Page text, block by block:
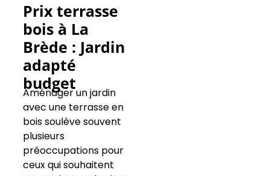
Prix terrasse
bois à La
Brède : Jardin
adapté
budget
Aménager un jardin
avec une terrasse en
bois soulève souvent
plusieurs
préoccupations pour
ceux qui souhaitent